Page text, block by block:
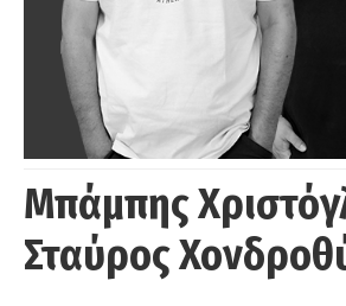
Μπάμπης
Σταύρος